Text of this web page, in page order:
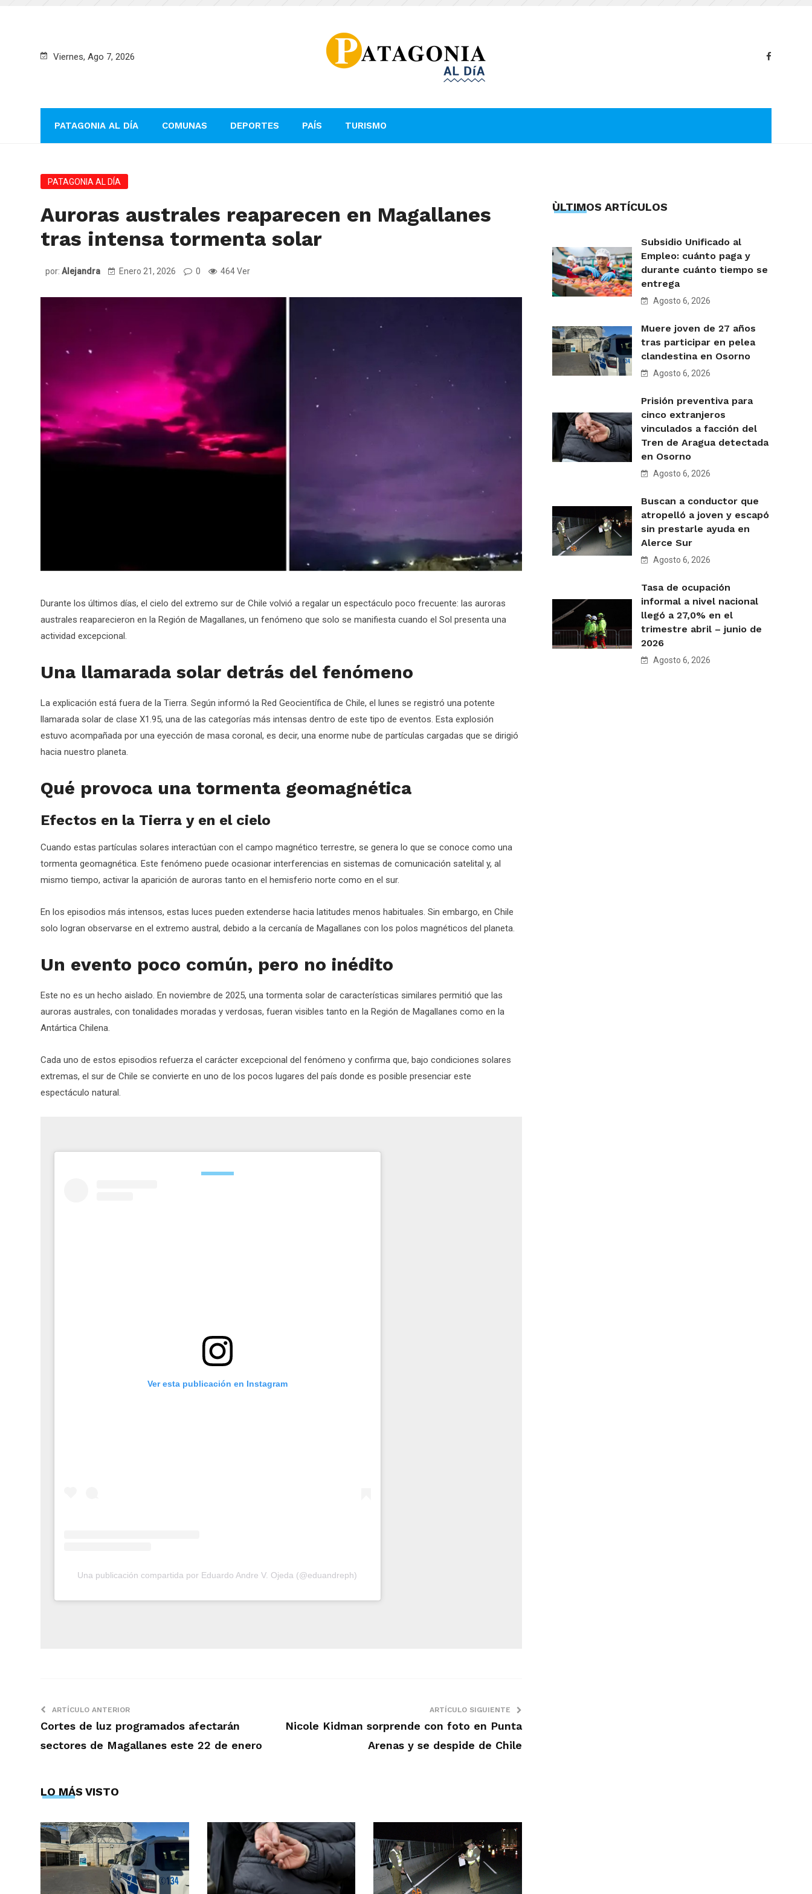
Viernes, Ago 7, 2026
PATAGONIA AL DÍA COMUNAS DEPORTES PAÍS TURISMO
PATAGONIA AL DÍA
Auroras australes reaparecen en Magallanes
tras intensa tormenta solar
por: Alejandra Enero 21, 2026 0 464 Ver
Durante los últimos días, el cielo del extremo sur de Chile volvió a regalar un espectáculo poco frecuente: las auroras
australes reaparecieron en la Región de Magallanes, un fenómeno que solo se manifiesta cuando el Sol presenta una
actividad excepcional.
Una llamarada solar detrás del fenómeno
La explicación está fuera de la Tierra. Según informó la Red Geocientífica de Chile, el lunes se registró una potente
llamarada solar de clase X1.95, una de las categorías más intensas dentro de este tipo de eventos. Esta explosión
estuvo acompañada por una eyección de masa coronal, es decir, una enorme nube de partículas cargadas que se dirigió
hacia nuestro planeta.
Qué provoca una tormenta geomagnética
Efectos en la Tierra y en el cielo
Cuando estas partículas solares interactúan con el campo magnético terrestre, se genera lo que se conoce como una
tormenta geomagnética. Este fenómeno puede ocasionar interferencias en sistemas de comunicación satelital y, al
mismo tiempo, activar la aparición de auroras tanto en el hemisferio norte como en el sur.
En los episodios más intensos, estas luces pueden extenderse hacia latitudes menos habituales. Sin embargo, en Chile
solo logran observarse en el extremo austral, debido a la cercanía de Magallanes con los polos magnéticos del planeta.
Un evento poco común, pero no inédito
Este no es un hecho aislado. En noviembre de 2025, una tormenta solar de características similares permitió que las
auroras australes, con tonalidades moradas y verdosas, fueran visibles tanto en la Región de Magallanes como en la
Antártica Chilena.
Cada uno de estos episodios refuerza el carácter excepcional del fenómeno y confirma que, bajo condiciones solares
extremas, el sur de Chile se convierte en uno de los pocos lugares del país donde es posible presenciar este
espectáculo natural.
Ver esta publicación en Instagram
Una publicación compartida por Eduardo Andre V. Ojeda (@eduandreph)
ARTÍCULO ANTERIOR
Cortes de luz programados afectarán
sectores de Magallanes este 22 de enero
ARTÍCULO SIGUIENTE
Nicole Kidman sorprende con foto en Punta
Arenas y se despide de Chile
LO MÁS VISTO
ÙLTIMOS ARTÍCULOS
Subsidio Unificado al
Empleo: cuánto paga y
durante cuánto tiempo se
entrega
Agosto 6, 2026
Muere joven de 27 años
tras participar en pelea
clandestina en Osorno
Agosto 6, 2026
Prisión preventiva para
cinco extranjeros
vinculados a facción del
Tren de Aragua detectada
en Osorno
Agosto 6, 2026
Buscan a conductor que
atropelló a joven y escapó
sin prestarle ayuda en
Alerce Sur
Agosto 6, 2026
Tasa de ocupación
informal a nivel nacional
llegó a 27,0% en el
trimestre abril – junio de
2026
Agosto 6, 2026